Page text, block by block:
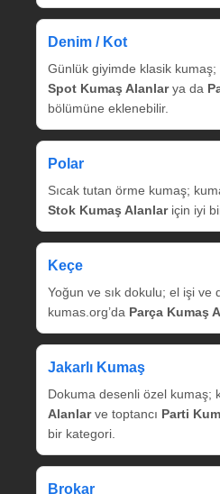
Denim / Kot
Günlük giyimde klasik
Spot Kumaş Alanlarya da
bölümüne eklenebilir.
Polar
Sıcak tutan örme kumaş;
Stok Kumaş Alanlariçin iyi
Keçe
Yoğun ve sık dokulu; el işi ve
kumas.org’da Parça Kumaş
Jakarlı Kumaş
Dokuma desenli özel kumaş;
Alanlarve toptancı Parti
bir kategori.
Brokar